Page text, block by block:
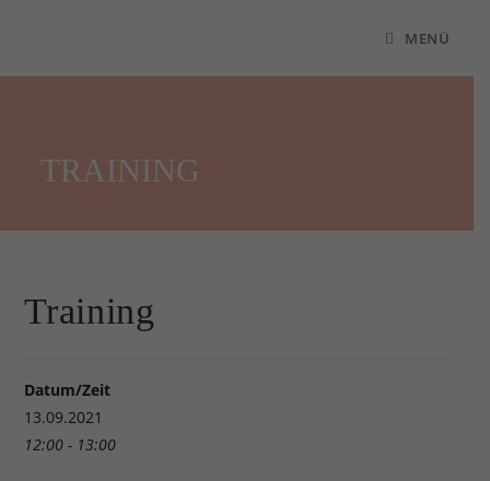
MENÜ
TRAINING
Training
Datum/Zeit
13.09.2021
12:00 - 13:00